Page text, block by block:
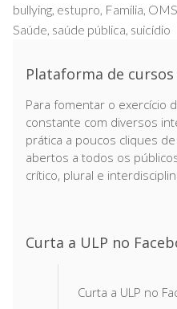
bullying, estupro, Família, OMS
Saúde, saúde pública, suicídio
Plataforma de cursos
Para fomentar o exercício
constante com diversos
prática a poucos cliques
abertos a todos os
crítico, plural e
Curta a ULP no
Curta a ULP no